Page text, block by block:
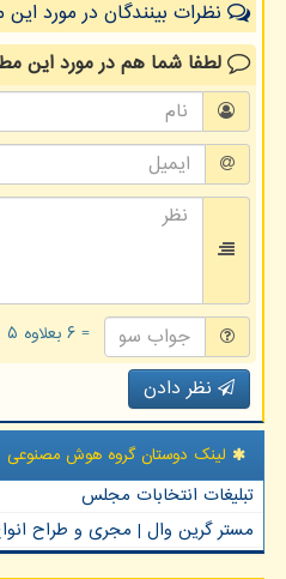
نظرات بینندگان در مورد
لطفا شما همدر مورد این
= ۶ بعلاوه ۵
نظر دادن
لینک دوستان گروه هوش مصنوعی
تبلیغات انتخابات مجلس
مستر گرین وال | مجری و طراح